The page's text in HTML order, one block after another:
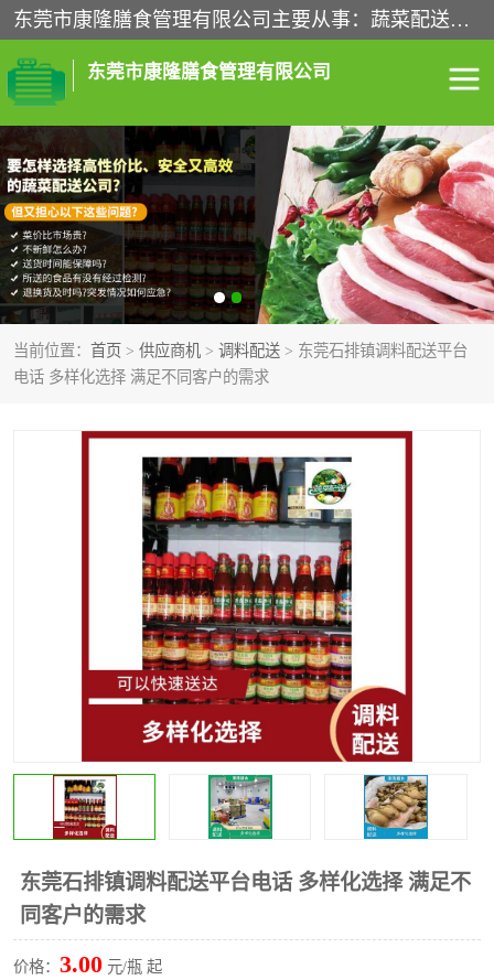
东莞市康隆膳食管理有限公司主要从事：蔬菜配送、食堂承包、企业工厂食堂承包、机关单位食堂承包、调味品配送、粮油配送、干货配送、副食配送、水果配送、海鲜配送等业务，东莞蔬菜配送电话，咨询在线客服。
东莞市康隆膳食管理有限公司
当前位置： 首页 > 供应商机 > 调料配送 > 东莞石排镇调料配送平台
电话 多样化选择 满足不同客户的需求
东莞石排镇调料配送平台电话 多样化选择 满足不
同客户的需求
价格： 3.00 元/瓶 起
食堂承包 蔬菜配送
粮油配送 鲜肉配送
海鲜配送 食材配送
调料配送 企业工厂食堂承包
副食配送